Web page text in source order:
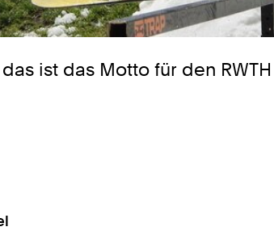
ist das Motto für den